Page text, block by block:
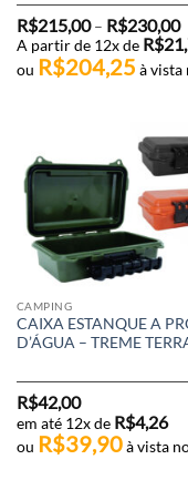
R$215,00 – R$230,00
A partir de 12x de R$
ou R$204,25 à vista
CAMPING
CAIXA ESTANQUE A
D’ÁGUA – TREME
R$42,00
em até 12x de R$4,26
ou R$39,90 à vista